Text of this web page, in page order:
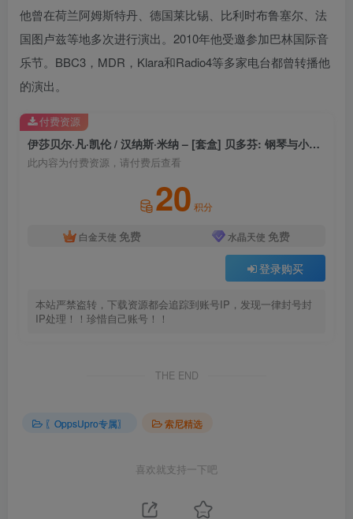
他曾在荷兰阿姆斯特丹、德国莱比锡、比利时布鲁塞尔、法
国图卢兹等地多次进行演出。2010年他受邀参加巴林国际音
乐节。BBC3，MDR，Klara和Radio4等多家电台都曾转播他
的演出。
伊莎贝尔·凡·凯伦 / 汉纳斯·米纳 – [套盒] 贝多芬: 钢琴与小提琴奏鸣曲全集 [4 Discs] [2.8MHz DSD]
此内容为付费资源，请付费后查看
20 积分
白金天使 免费 水晶天使 免费
登录购买
本站严禁盗转，下载资源都会追踪到账号IP，发现一律封号封
IP处理！！珍惜自己账号！！
付费资源
THE END
〖OppsUpro专属〗 索尼精选
喜欢就支持一下吧